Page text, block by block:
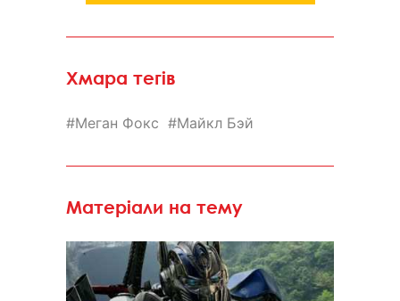
Хмара тегів
Меган Фокс Майкл Бэй
Матеріали на тему